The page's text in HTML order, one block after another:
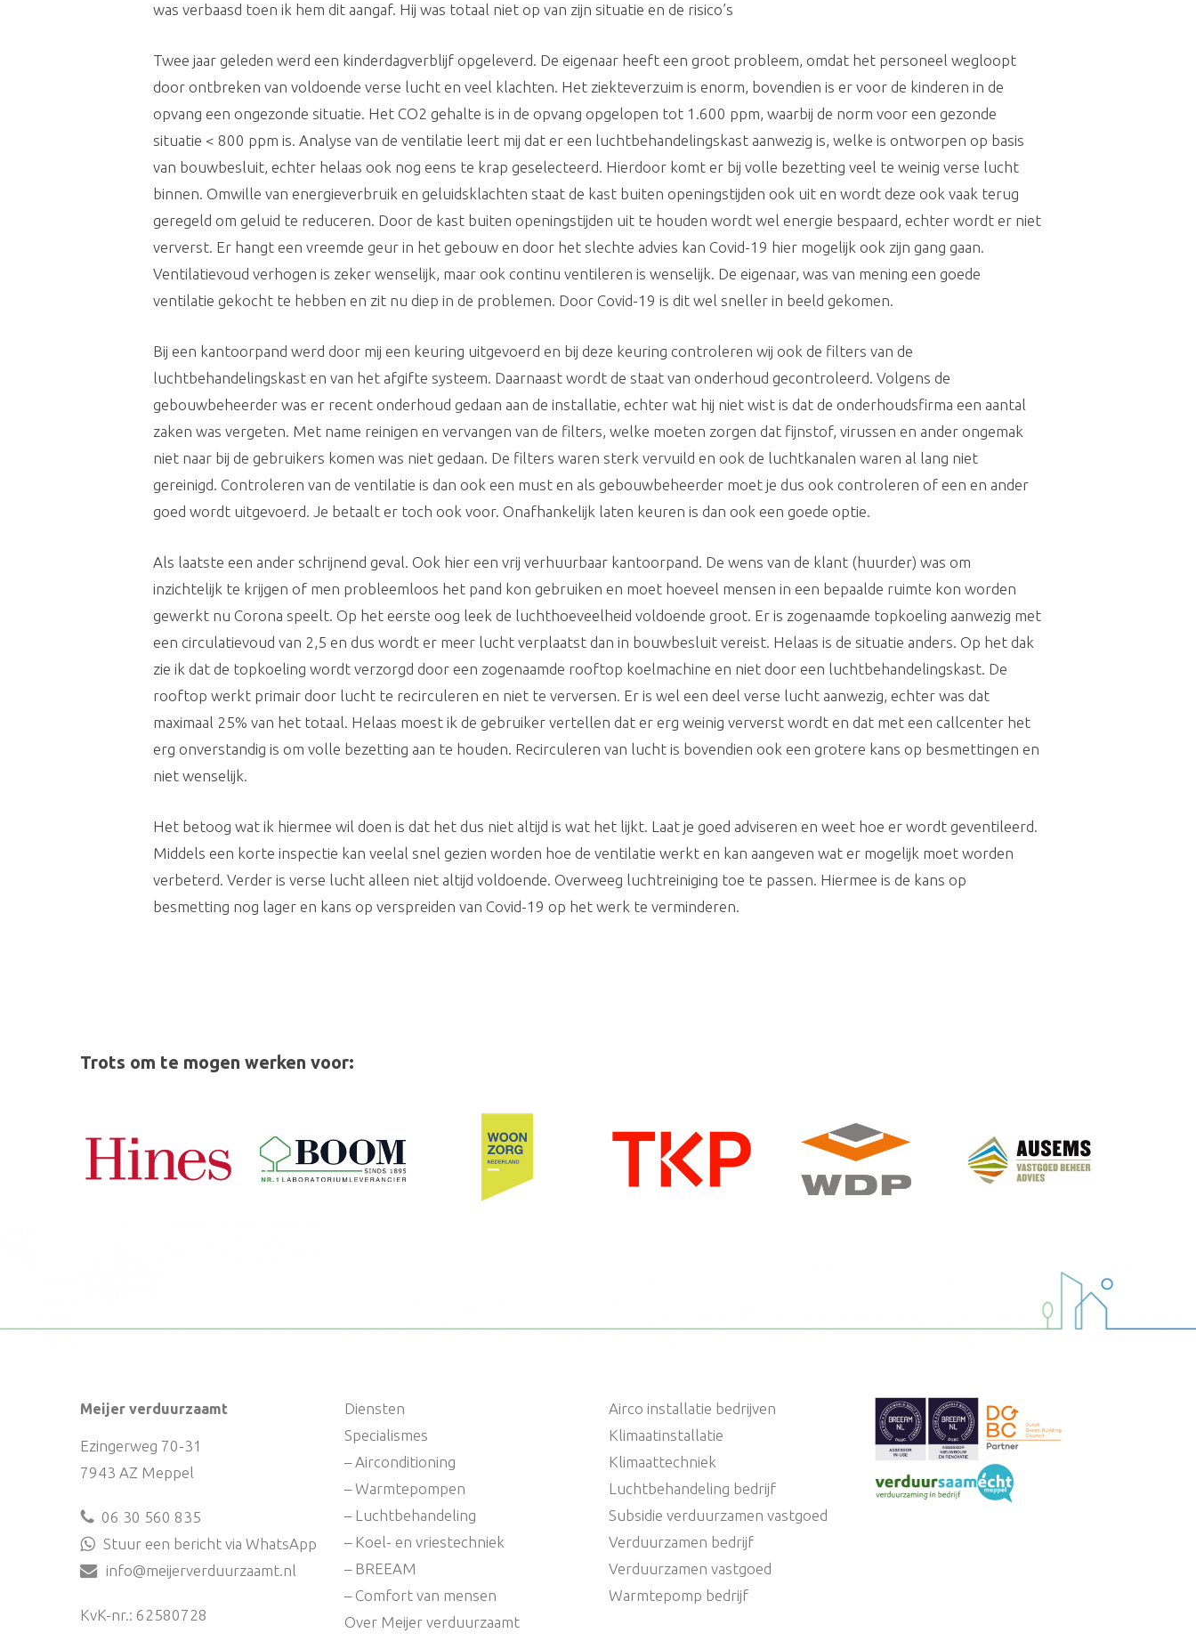
was verbaasd toen ik hem dit aangaf. Hij was totaal niet op van zijn situatie en de risico’s
Twee jaar geleden werd een kinderdagverblijf opgeleverd. De eigenaar heeft een groot probleem, omdat het personeel wegloopt
door ontbreken van voldoende verse lucht en veel klachten. Het ziekteverzuim is enorm, bovendien is er voor de kinderen in de
opvang een ongezonde situatie. Het CO2 gehalte is in de opvang opgelopen tot 1.600 ppm, waarbij de norm voor een gezonde
situatie < 800 ppm is. Analyse van de ventilatie leert mij dat er een luchtbehandelingskast aanwezig is, welke is ontworpen op basis
van bouwbesluit, echter helaas ook nog eens te krap geselecteerd. Hierdoor komt er bij volle bezetting veel te weinig verse lucht
binnen. Omwille van energieverbruik en geluidsklachten staat de kast buiten openingstijden ook uit en wordt deze ook vaak terug
geregeld om geluid te reduceren. Door de kast buiten openingstijden uit te houden wordt wel energie bespaard, echter wordt er niet
ververst. Er hangt een vreemde geur in het gebouw en door het slechte advies kan Covid-19 hier mogelijk ook zijn gang gaan.
Ventilatievoud verhogen is zeker wenselijk, maar ook continu ventileren is wenselijk. De eigenaar, was van mening een goede
ventilatie gekocht te hebben en zit nu diep in de problemen. Door Covid-19 is dit wel sneller in beeld gekomen.
Bij een kantoorpand werd door mij een keuring uitgevoerd en bij deze keuring controleren wij ook de filters van de
luchtbehandelingskast en van het afgifte systeem. Daarnaast wordt de staat van onderhoud gecontroleerd. Volgens de
gebouwbeheerder was er recent onderhoud gedaan aan de installatie, echter wat hij niet wist is dat de onderhoudsfirma een aantal
zaken was vergeten. Met name reinigen en vervangen van de filters, welke moeten zorgen dat fijnstof, virussen en ander ongemak
niet naar bij de gebruikers komen was niet gedaan. De filters waren sterk vervuild en ook de luchtkanalen waren al lang niet
gereinigd. Controleren van de ventilatie is dan ook een must en als gebouwbeheerder moet je dus ook controleren of een en ander
goed wordt uitgevoerd. Je betaalt er toch ook voor. Onafhankelijk laten keuren is dan ook een goede optie.
Als laatste een ander schrijnend geval. Ook hier een vrij verhuurbaar kantoorpand. De wens van de klant (huurder) was om
inzichtelijk te krijgen of men probleemloos het pand kon gebruiken en moet hoeveel mensen in een bepaalde ruimte kon worden
gewerkt nu Corona speelt. Op het eerste oog leek de luchthoeveelheid voldoende groot. Er is zogenaamde topkoeling aanwezig met
een circulatievoud van 2,5 en dus wordt er meer lucht verplaatst dan in bouwbesluit vereist. Helaas is de situatie anders. Op het dak
zie ik dat de topkoeling wordt verzorgd door een zogenaamde rooftop koelmachine en niet door een luchtbehandelingskast. De
rooftop werkt primair door lucht te recirculeren en niet te verversen. Er is wel een deel verse lucht aanwezig, echter was dat
maximaal 25% van het totaal. Helaas moest ik de gebruiker vertellen dat er erg weinig ververst wordt en dat met een callcenter het
erg onverstandig is om volle bezetting aan te houden. Recirculeren van lucht is bovendien ook een grotere kans op besmettingen en
niet wenselijk.
Het betoog wat ik hiermee wil doen is dat het dus niet altijd is wat het lijkt. Laat je goed adviseren en weet hoe er wordt geventileerd.
Middels een korte inspectie kan veelal snel gezien worden hoe de ventilatie werkt en kan aangeven wat er mogelijk moet worden
verbeterd. Verder is verse lucht alleen niet altijd voldoende. Overweeg luchtreiniging toe te passen. Hiermee is de kans op
besmetting nog lager en kans op verspreiden van Covid-19 op het werk te verminderen.
Trots om te mogen werken voor:
Meijer verduurzaamt
Ezingerweg 70-31
7943 AZ Meppel
06 30 560 835
Stuur een bericht via WhatsApp
info@meijerverduurzaamt.nl
KvK-nr.: 62580728
Diensten
Specialismes
– Airconditioning
– Warmtepompen
– Luchtbehandeling
– Koel- en vriestechniek
– BREEAM
– Comfort van mensen
Over Meijer verduurzaamt
Airco installatie bedrijven
Klimaatinstallatie
Klimaattechniek
Luchtbehandeling bedrijf
Subsidie verduurzamen vastgoed
Verduurzamen bedrijf
Verduurzamen vastgoed
Warmtepomp bedrijf